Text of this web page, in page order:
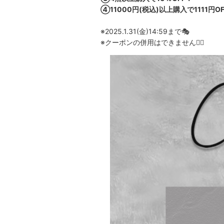
④11000円(税込)以上購入で1111円
※2025.1.31(金)14:59まで🎭
※クーポンの併用はできません🙅‍♀️